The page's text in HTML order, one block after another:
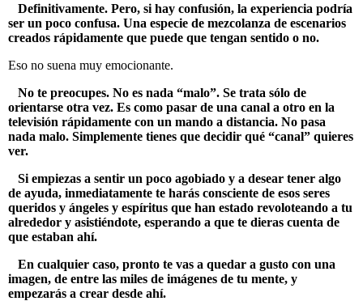
Definitivamente. Pero, si hay confusión, la experiencia podría
ser un poco confusa. Una especie de mezcolanza de escenarios
creados rápidamente que puede que tengan sentido o no.
Eso no suena muy emocionante.
No te preocupes. No es nada “malo”. Se trata sólo de
orientarse otra vez. Es como pasar de una canal a otro en la
televisión rápidamente con un mando a distancia. No pasa
nada malo. Simplemente tienes que decidir qué “canal” quieres
ver.
Si empiezas a sentir un poco agobiado y a desear tener algo
de ayuda, inmediatamente te harás consciente de esos seres
queridos y ángeles y espíritus que han estado revoloteando a tu
alrededor y asistiéndote, esperando a que te dieras cuenta de
que estaban ahí.
En cualquier caso, pronto te vas a quedar a gusto con una
imagen, de entre las miles de imágenes de tu mente, y
empezarás a crear desde ahí.